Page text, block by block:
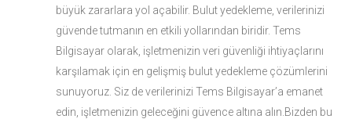
büyük zararlara yol açabilir. Bulut yedekleme, verilerinizi
güvende tutmanın en etkili yollarından biridir. Tems
Bilgisayar olarak, işletmenizin veri güvenliği ihtiyaçlarını
karşılamak için en gelişmiş bulut yedekleme çözümlerini
sunuyoruz. Siz de verilerinizi Tems Bilgisayar’a emanet
edin, işletmenizin geleceğini güvence altına alın.Bizden bu